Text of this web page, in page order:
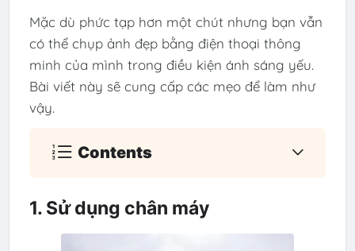
Mặc dù phức tạp hơn một chút nhưng bạn vẫn
có thể chụp ảnh đẹp bằng điện thoại thông
minh của mình trong điều kiện ánh sáng yếu.
Bài viết này sẽ cung cấp các mẹo để làm như
vậy.
Contents
1. Sử dụng chân máy